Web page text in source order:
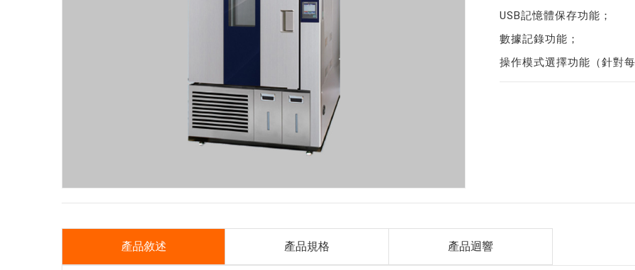
USB記憶體保存功能；
數據記錄功能；
操作模式選擇功能（針對每
產品敘述 產品規格 產品迴響